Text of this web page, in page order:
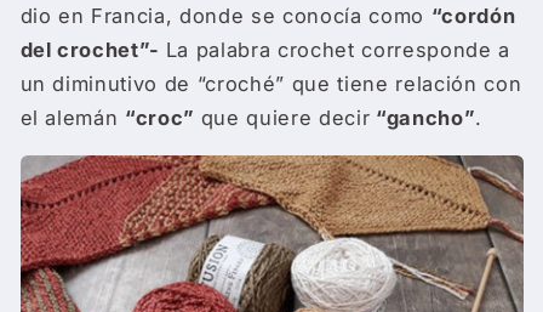
dio en Francia, donde se conocía como “cordón
del crochet”- La palabra crochet corresponde a
un diminutivo de “croché” que tiene relación con
el alemán “croc” que quiere decir “gancho”.